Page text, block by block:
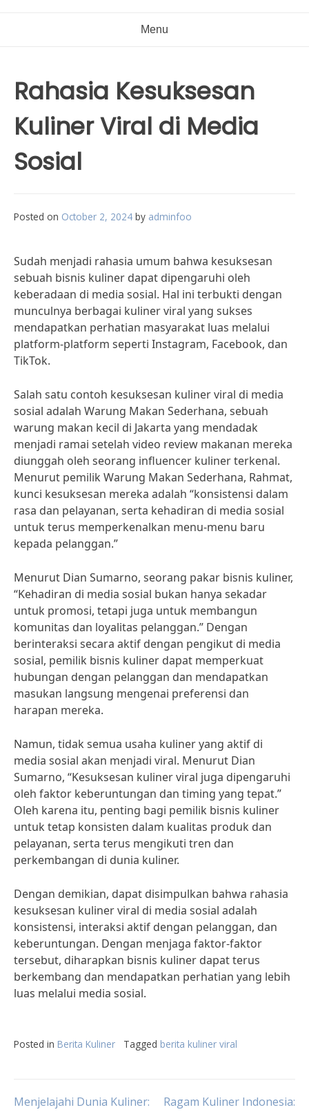
Menu
Rahasia Kesuksesan
Kuliner Viral di Media
Sosial
Posted on October 2, 2024 by adminfoo
Sudah menjadi rahasia umum bahwa kesuksesan
sebuah bisnis kuliner dapat dipengaruhi oleh
keberadaan di media sosial. Hal ini terbukti dengan
munculnya berbagai kuliner viral yang sukses
mendapatkan perhatian masyarakat luas melalui
platform-platform seperti Instagram, Facebook, dan
TikTok.
Salah satu contoh kesuksesan kuliner viral di media
sosial adalah Warung Makan Sederhana, sebuah
warung makan kecil di Jakarta yang mendadak
menjadi ramai setelah video review makanan mereka
diunggah oleh seorang influencer kuliner terkenal.
Menurut pemilik Warung Makan Sederhana, Rahmat,
kunci kesuksesan mereka adalah “konsistensi dalam
rasa dan pelayanan, serta kehadiran di media sosial
untuk terus memperkenalkan menu-menu baru
kepada pelanggan.”
Menurut Dian Sumarno, seorang pakar bisnis kuliner,
“Kehadiran di media sosial bukan hanya sekadar
untuk promosi, tetapi juga untuk membangun
komunitas dan loyalitas pelanggan.” Dengan
berinteraksi secara aktif dengan pengikut di media
sosial, pemilik bisnis kuliner dapat memperkuat
hubungan dengan pelanggan dan mendapatkan
masukan langsung mengenai preferensi dan
harapan mereka.
Namun, tidak semua usaha kuliner yang aktif di
media sosial akan menjadi viral. Menurut Dian
Sumarno, “Kesuksesan kuliner viral juga dipengaruhi
oleh faktor keberuntungan dan timing yang tepat.”
Oleh karena itu, penting bagi pemilik bisnis kuliner
untuk tetap konsisten dalam kualitas produk dan
pelayanan, serta terus mengikuti tren dan
perkembangan di dunia kuliner.
Dengan demikian, dapat disimpulkan bahwa rahasia
kesuksesan kuliner viral di media sosial adalah
konsistensi, interaksi aktif dengan pelanggan, dan
keberuntungan. Dengan menjaga faktor-faktor
tersebut, diharapkan bisnis kuliner dapat terus
berkembang dan mendapatkan perhatian yang lebih
luas melalui media sosial.
Posted in Berita Kuliner Tagged berita kuliner viral
Menjelajahi Dunia Kuliner:
Ragam Kuliner Indonesia: